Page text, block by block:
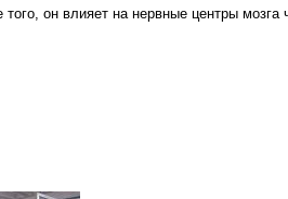
он влияет на нервные центры